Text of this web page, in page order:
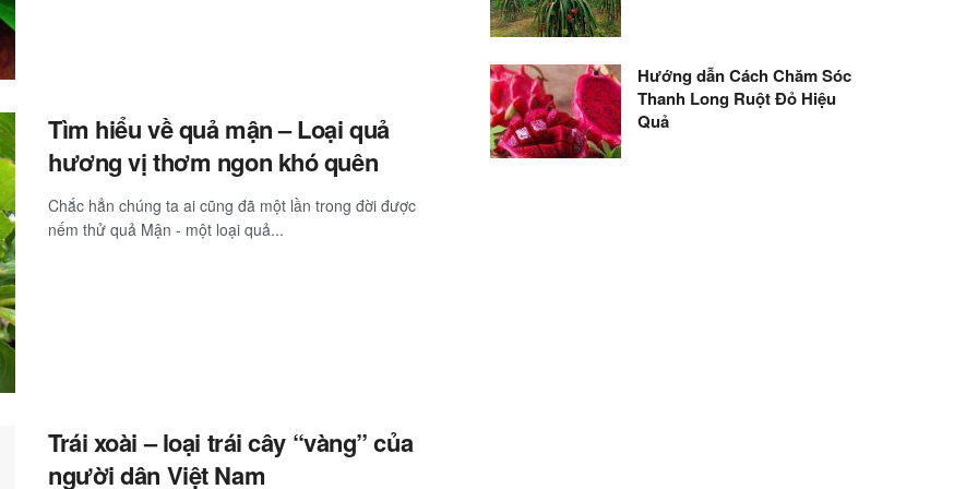
Tìm hiểu về quả mận – Loại quả
hương vị thơm ngon khó quên
Chắc hẳn chúng ta ai cũng đã một lần trong đời được
nếm thử quả Mận - một loại quả...
Trái xoài – loại trái cây “vàng” của
người dân Việt Nam
Hướng dẫn Cách Chăm Sóc
Thanh Long Ruột Đỏ Hiệu
Quả